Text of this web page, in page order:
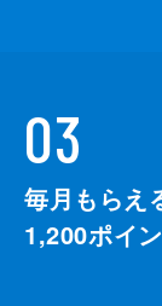
03
毎月もらえ
1,200ポイ